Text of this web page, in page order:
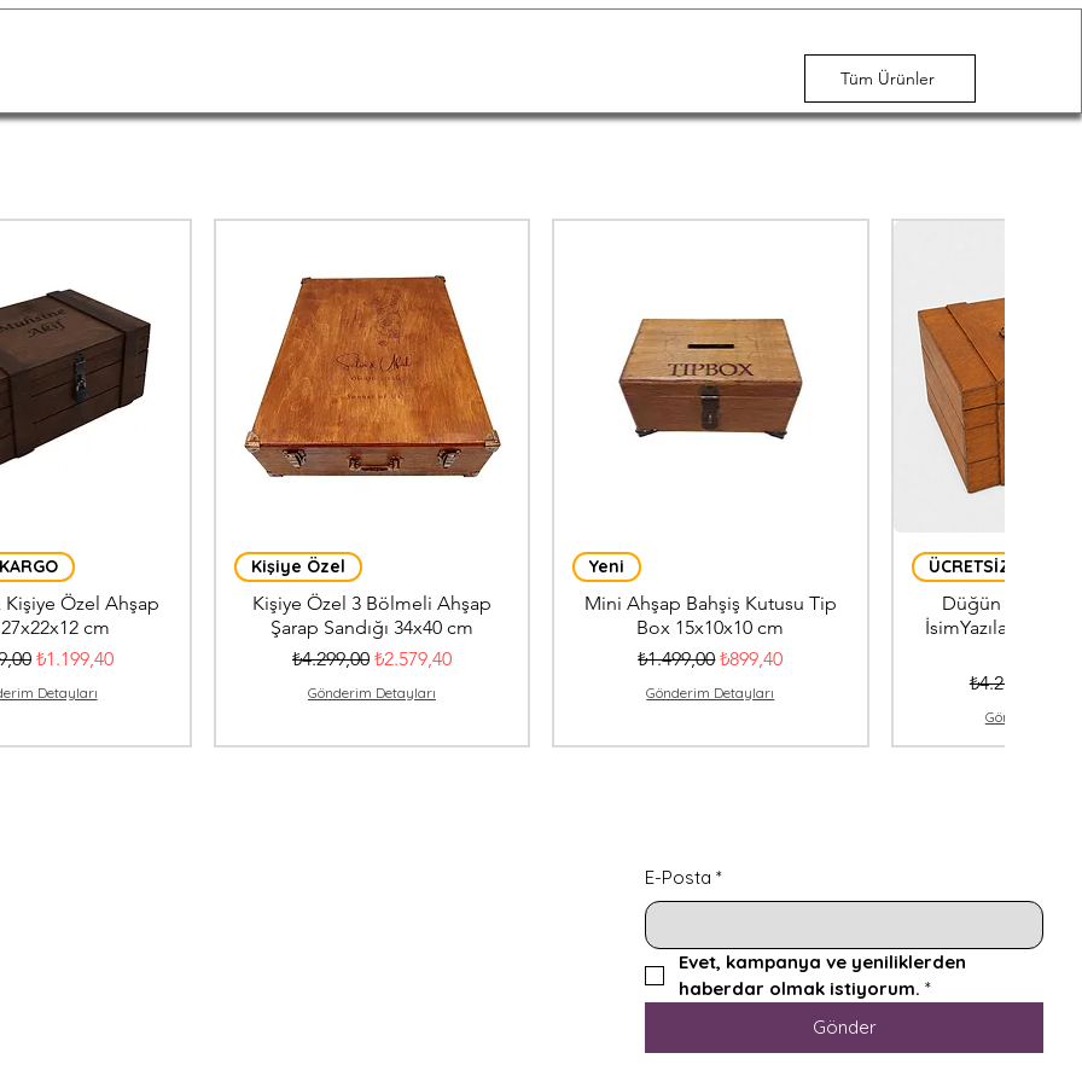
su bazlı vernik ile çevreye duyarlı
olarak kullanabilirsiniz. El yapımı
ile her alan için
ile sevdiklerinize veya iş yerinize özel
Tüm Ürünler
Kişiye Özel Ahşap
cm
Fiyat
İndirimli Fiyat
₺1.199,40
Detayları
Kişiye Özel
Kişiye Özel 3 Bölmeli Ahşap
Şarap Sandığı 34x40 cm
Normal Fiyat
₺4.299,00 İndirimli Fiyat
₺2.579,40
Gönderim Detayları
Yeni
Mini Ahşap Bahşiş Kutusu Tip
Box 15x10x10 cm
Normal Fiyat
₺1.499,00İndirimli Fiyat
₺899,40
Gönderim Detayları
ÜCRETSİZ KARGO
Düğün Nışan
İsimYazılabilir
Normal Fiyat
₺4.250,00
Gönderim
E-Posta *
Evet, kampanya ve yeniliklerden
haberdar olmak istiyorum. *
Gönder